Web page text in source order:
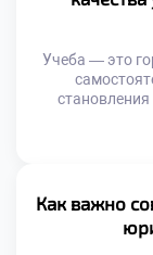
Учеба — это
общественных
право
Как важно